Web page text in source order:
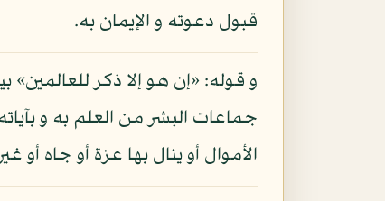
قبول دعوته و الإيمان به.
و قوله: «إن هو إلا ذكر للعالمين»
جماعات البشر من العلم به و
الأموال أو ينال بها عزة أو جاه أو